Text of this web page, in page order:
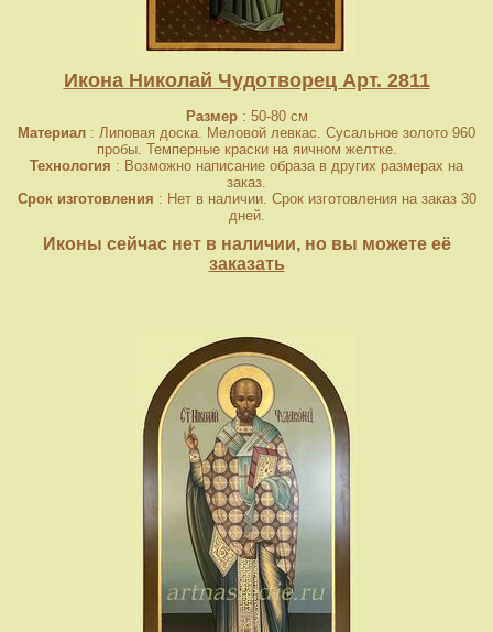
Икона Николай Чудотворец Арт. 2811
Размер: 50-80 см
Материал : Липовая доска. Меловой левкас. Сусальное золото 960
пробы. Темперные краски на яичном желтке.
Технология : Возможно написание образа в других размерах на
заказ.
Срок изготовления : Нет в наличии. Срок изготовления на заказ 30
дней.
Иконы сейчас нет в наличии, но вы можете её
заказать